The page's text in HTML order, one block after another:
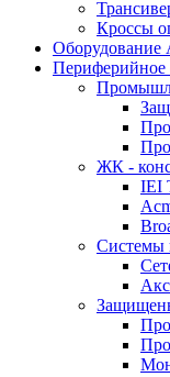
Кроссы
Оборудование
Периферийное
ЖК -
IEI
Системы